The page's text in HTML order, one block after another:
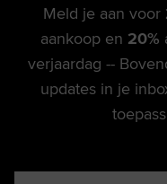
Meld je aan voor
aankoop en 20%
verjaardag --
updates in je